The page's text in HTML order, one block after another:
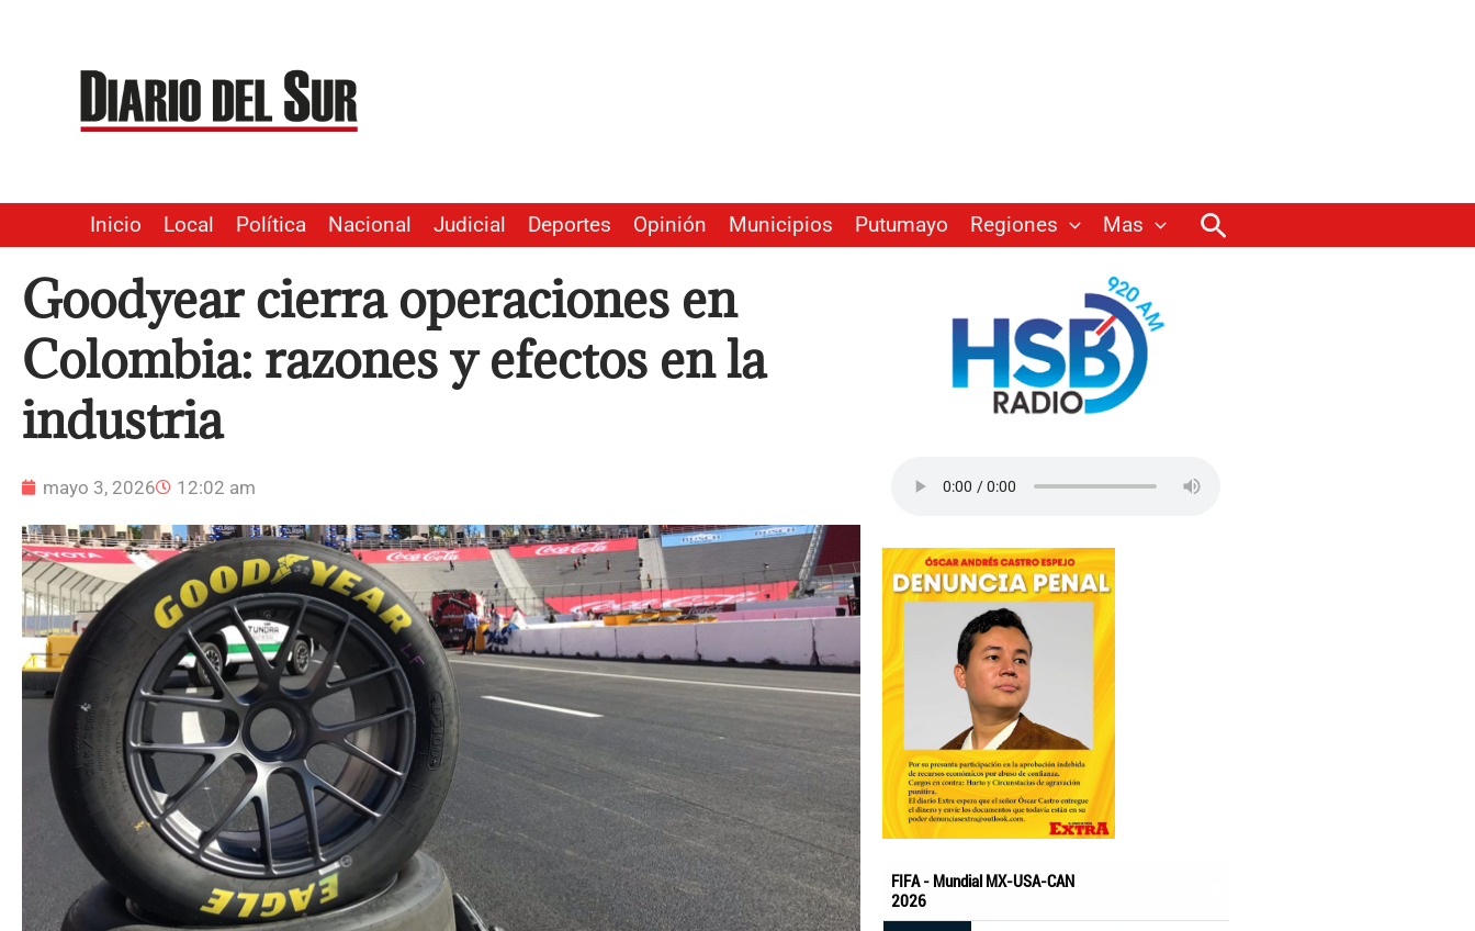
contenido
Inicio Local Política Nacional Judicial Deportes Opinión Municipios Putumayo Regiones Mas Buscar
Goodyear cierra operaciones en
Colombia: razones y efectos en la
industria
mayo 3, 2026 12:02 am